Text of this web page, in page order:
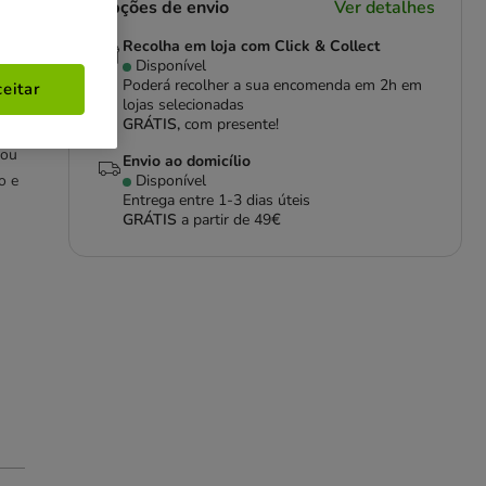
e
Opções de envio Ver detalhes
Recolha em loja com Click & Collect
Disponível
Poderá recolher a sua encomenda em 2h em
lojas selecionadas
GRÁTIS,com presente!
Envio ao domicílio
Disponível
Entrega entre 1-3 dias úteis
GRÁTIS a partir de 49€